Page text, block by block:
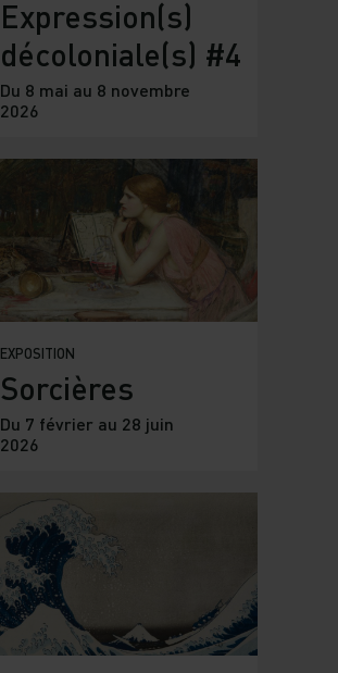
Expression(s)
décoloniale(s) #4
Du 8 mai au 8 novembre
2026
EXPOSITION
Sorcières
Du 7 février au 28 juin
2026